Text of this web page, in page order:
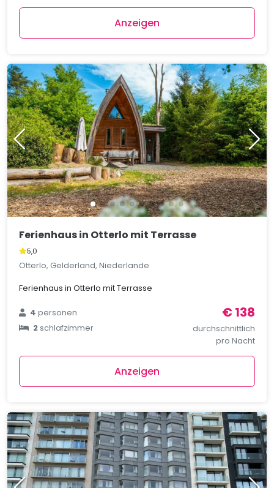
Anzeigen
Ferienhaus in Otterlo mit Terrasse
5,0
Otterlo, Gelderland, Niederlande
Ferienhaus in Otterlo mit Terrasse
4personen
2schlafzimmer
€ 138
durchschnittlich
pro Nacht
Anzeigen